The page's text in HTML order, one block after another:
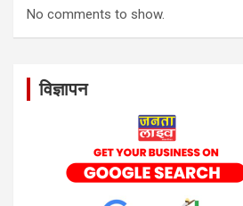
No comments to show.
विज्ञापन